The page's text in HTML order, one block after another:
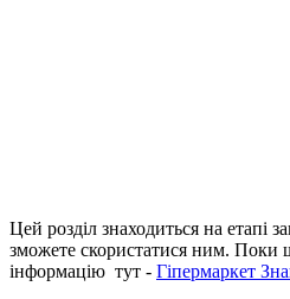
Цей розділ знаходиться на етапі
зможете скористатися ним. Поки
інформацію тут - Гіпермаркет